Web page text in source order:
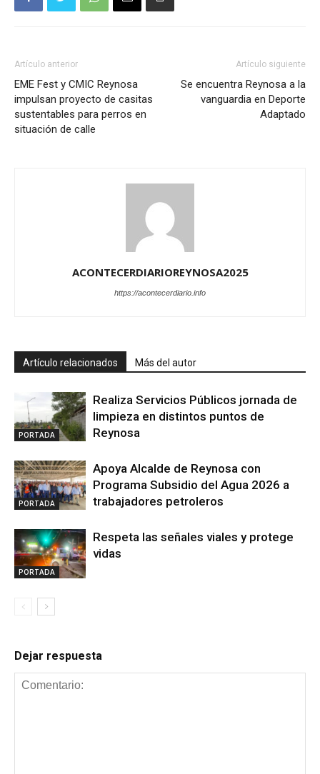
Artículo anterior
EME Fest y CMIC Reynosa
impulsan proyecto de casitas
sustentables para perros en
situación de calle
Artículo siguiente
Se encuentra Reynosa a la
vanguardia en Deporte
Adaptado
ACONTECERDIARIOREYNOSA2025
https://acontecerdiario.info
Artículo relacionados Más del autor
PORTADA
Realiza Servicios Públicos jornada de
limpieza en distintos puntos de
Reynosa
PORTADA
Apoya Alcalde de Reynosa con
Programa Subsidio del Agua 2026 a
trabajadores petroleros
PORTADA
Respeta las señales viales y protege
vidas
Dejar respuesta